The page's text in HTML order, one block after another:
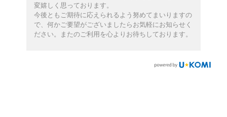
変嬉しく思っております。
今後ともご期待に応えられるよう努めてまいりますの
で、何かご要望がございましたらお気軽にお知らせく
ださい。またのご利用を心よりお待ちしております。